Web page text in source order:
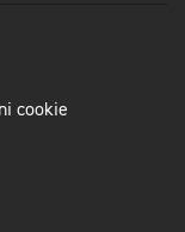
cookie